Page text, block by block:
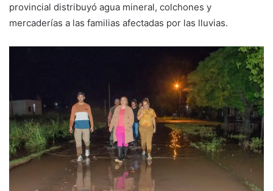
provincial distribuyó agua mineral, colchones y
mercaderías a las familias afectadas por las lluvias.